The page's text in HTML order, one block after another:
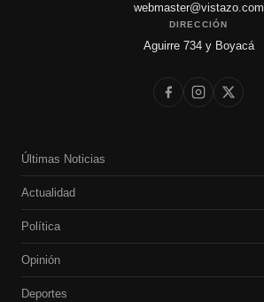
webmaster@vistazo.com
DIRECCIÓN
Aguirre 734 y Boyacá
Últimas Noticias
Actualidad
Política
Opinión
Deportes